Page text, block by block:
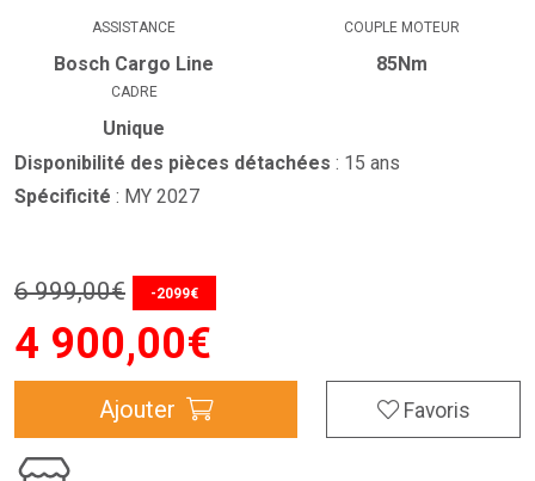
ASSISTANCE
Bosch Cargo Line
COUPLE MOTEUR
85Nm
CADRE
Unique
Disponibilité des pièces détachées : 15 ans
Spécificité : MY 2027
6 999,00€ -2099€
4 900,00€
Ajouter Favoris